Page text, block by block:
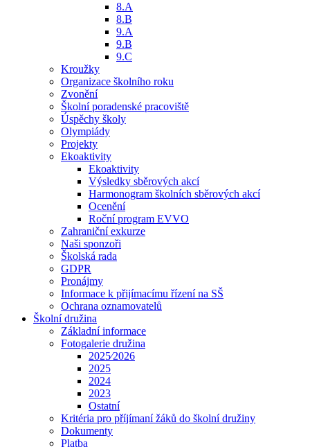
8.A
8.B
9.A
9.B
9.C
Kroužky
Organizace školního roku
Zvonění
Školní poradenské pracoviště
Úspěchy školy
Olympiády
Projekty
Ekoaktivity
Ekoaktivity
Výsledky sběrových akcí
Harmonogram školních sběrových akcí
Ocenění
Roční program EVVO
Zahraniční exkurze
Naši sponzoři
Školská rada
GDPR
Pronájmy
Informace k přijímacímu řízení na SŠ
Ochrana oznamovatelů
Školní družina
Základní informace
Fotogalerie družina
2025⁄2026
2025
2024
2023
Ostatní
Kritéria pro příjímaní žáků do školní družiny
Dokumenty
Platba